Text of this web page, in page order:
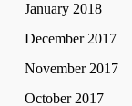
January 2018
December 2017
November 2017
October 2017